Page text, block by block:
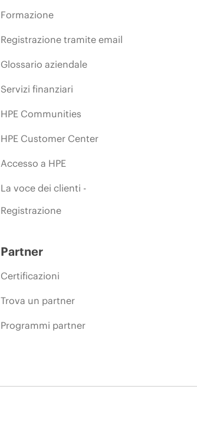
Formazione
Registrazione tramite email
Glossario aziendale
Servizi finanziari
HPE Communities
HPE Customer Center
Accesso a HPE
La voce dei clienti -
Registrazione
Partner
Certificazioni
Trova un partner
Programmi partner